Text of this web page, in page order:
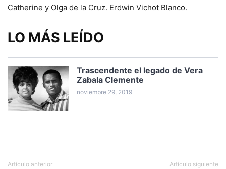
Catherine y Olga de la Cruz. Erdwin Vichot Blanco.
LO MÁS LEÍDO
Trascendente el legado de Vera
Zabala Clemente
noviembre 29, 2019
Artículo anterior Artículo siguiente